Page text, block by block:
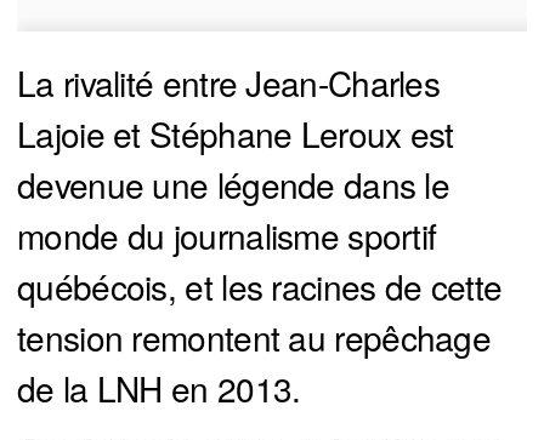
La rivalité entre Jean-Charles
Lajoie et Stéphane Leroux est
devenue une légende dans le
monde du journalisme sportif
québécois, et les racines de cette
tension remontent au repêchage
de la LNH en 2013.